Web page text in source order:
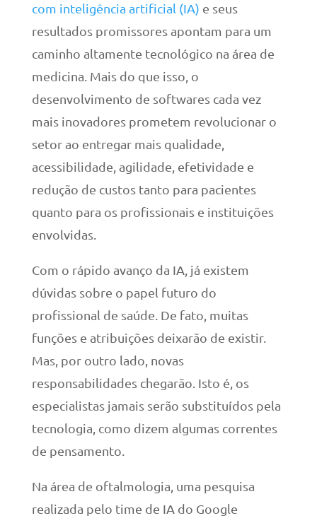
com inteligência artificial (IA) e seus
resultados promissores apontam para um
caminho altamente tecnológico na área de
medicina. Mais do que isso, o
desenvolvimento de softwares cada vez
mais inovadores prometem revolucionar o
setor ao entregar mais qualidade,
acessibilidade, agilidade, efetividade e
redução de custos tanto para pacientes
quanto para os profissionais e instituições
envolvidas.
Com o rápido avanço da IA, já existem
dúvidas sobre o papel futuro do
profissional de saúde. De fato, muitas
funções e atribuições deixarão de existir.
Mas, por outro lado, novas
responsabilidades chegarão. Isto é, os
especialistas jamais serão substituídos pela
tecnologia, como dizem algumas correntes
de pensamento.
Na área de oftalmologia, uma pesquisa
realizada pelo time de IA do Google